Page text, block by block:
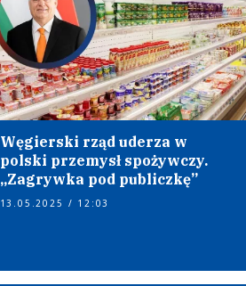
Węgierski rząd uderza w
polski przemysł spożywczy.
„Zagrywka pod publiczkę”
13.05.2025 / 12:03